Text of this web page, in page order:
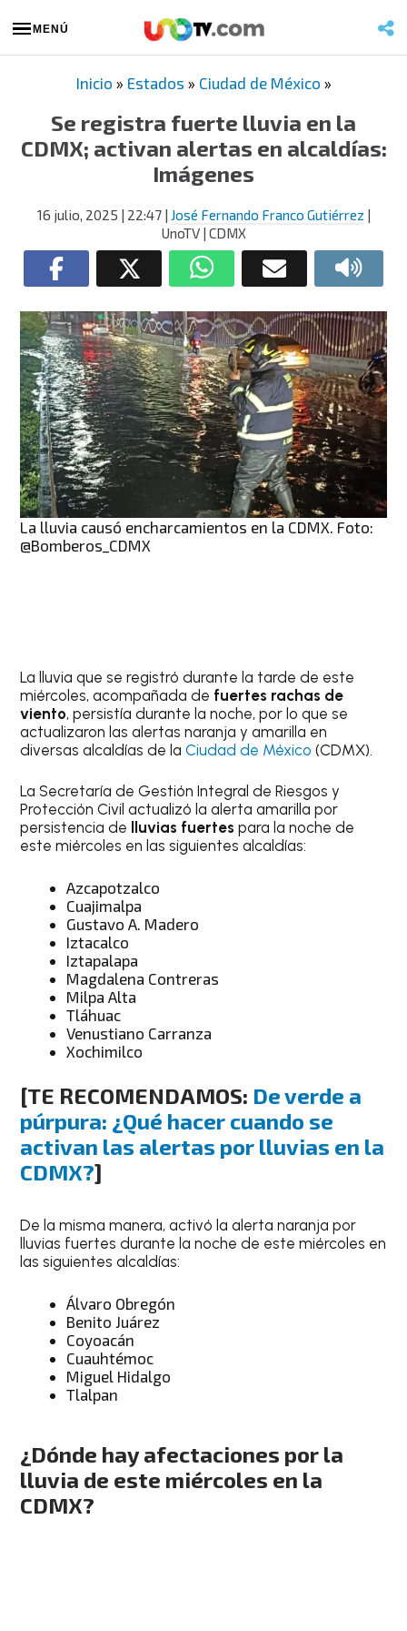
MENÚ
Inicio » Estados » Ciudad de México »
Se registra fuerte lluvia en la
CDMX; activan alertas en alcaldías:
Imágenes
16 julio, 2025 | 22:47| José Fernando Franco Gutiérrez |
UnoTV | CDMX
La lluvia causó encharcamientos en la CDMX. Foto:
@Bomberos_CDMX
La lluvia que se registró durante la tarde de este
miércoles, acompañada de fuertes rachas de
viento, persistía durante la noche, por lo que se
actualizaron las alertas naranja y amarilla en
diversas alcaldías de laCiudad de México (CDMX).
La Secretaría de Gestión Integral de Riesgos y
Protección Civil actualizó la alerta amarilla por
persistencia de
lluvias fuertespara la noche de
este miércoles en las siguientes alcaldías:
Azcapotzalco
Cuajimalpa
Gustavo A. Madero
Iztacalco
Iztapalapa
Magdalena Contreras
Milpa Alta
Tláhuac
Venustiano Carranza
Xochimilco
[TE RECOMENDAMOS: De verde a
púrpura: ¿Qué hacer cuando se
activan las alertas por lluvias en la
CDMX?]
De la misma manera, activó la alerta naranja por
lluvias fuertes durante la noche de este miércoles en
las siguientes alcaldías:
Álvaro Obregón
Benito Juárez
Coyoacán
Cuauhtémoc
Miguel Hidalgo
Tlalpan
¿Dónde hay afectaciones por la
lluvia de este miércoles en la
CDMX?